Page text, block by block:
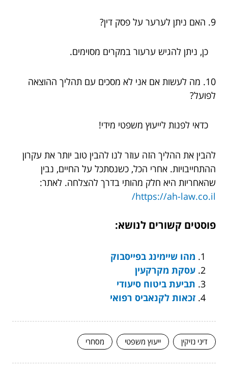
9. האם ניתן לערער על פסק דין?
כן, ניתן להגיש ערעור במקרים מסוימים.
10. מה לעשות אם אני לא מסכים עם תהליך ההוצאה
לפועל?
כדאי לפנות לייעוץ משפטי מידי!
להבין את ההליך הזה עוזר לנו להבין טוב יותר את עקרון
ההתחייבויות. אחרי הכל, כשנסתכל על החיים, נבין
שהאחריות היא חלק מהותי בדרך להצלחה. לאתר:
https://ah-law.co.il/
פוסטים קשורים לנושא:
מהו שיימינג בפייסבוק
עסקת מקרקעין
תביעת ביטוח סיעודי
זכאות לקנאביס רפואי
דיני נזיקין ייעוץ משפטי מסחרי